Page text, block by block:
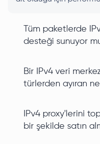
Tüm paketlerde
desteği sunuyor
Bir IPv4 veri
türlerden ayıran
IPv4 proxy'lerini
bir şekilde satın